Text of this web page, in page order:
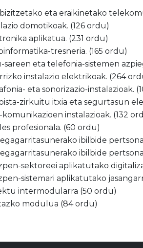
eta eraikinetako
domotikoak. (126 ordu)
aplikatua. (231 ordu)
tresneria. (165 ordu)
sareen eta telefonia-sistemen
instalazio elektrikoak. (264
eta sonorizazio-instalazioak.
zirkuitu itxia eta segurtasun
komunikazioen instalazioak. (132
profesionala. (60 ordu)
ibilbide
ibilbide
sektoreei aplikatutako
sistemari aplikatutako
intermodularra (50 ordu)
modulua (84 ordu)